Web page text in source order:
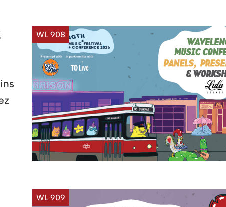
WL 908
WL 909